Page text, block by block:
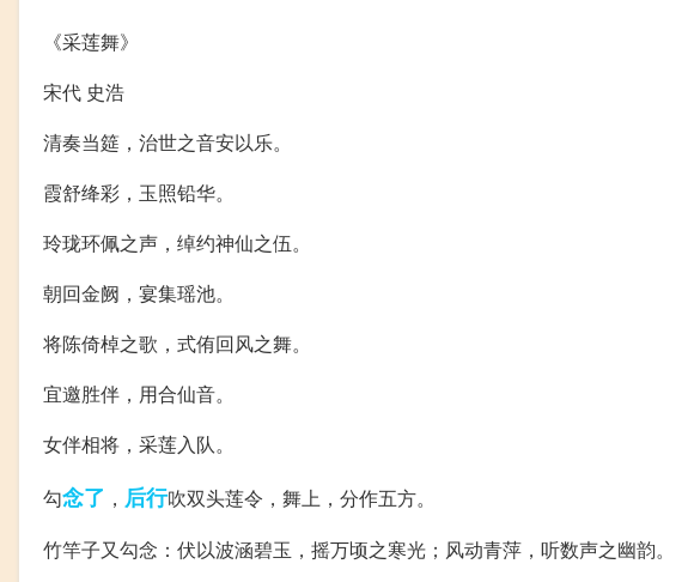
《采莲舞》
宋代 史浩
清奏当筵，治世之音安以乐。
霞舒绛彩，玉照铅华。
玲珑环佩之声，绰约神仙之伍。
朝回金阙，宴集瑶池。
将陈倚棹之歌，式侑回风之舞。
宜邀胜伴，用合仙音。
女伴相将，采莲入队。
勾念了 ， 后行吹双头莲令，舞上，分作五方。
竹竿子又勾念：伏以波涵碧玉，摇万顷之寒光；风动青萍，听数声之幽韵。